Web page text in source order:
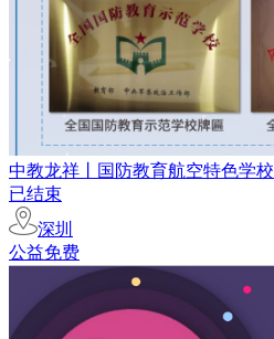
中教龙祥丨国防教育航空特色学校
已结束
深圳
公益免费